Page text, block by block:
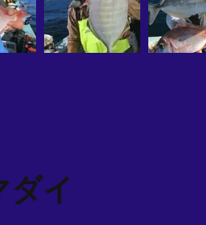
ダイ